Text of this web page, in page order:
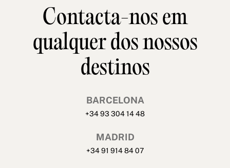
Contacta-nos em
qualquer dos nossos
destinos
BARCELONA
+34 93 304 14 48
MADRID
+34 91 914 84 07